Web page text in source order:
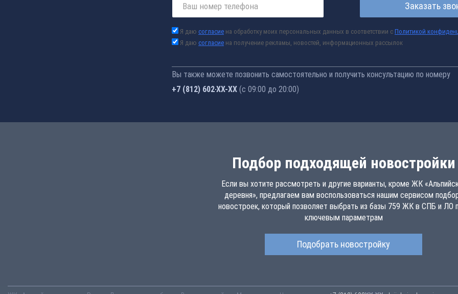
Заказать
Я даю согласие на обработку моих персональных данных в соответствии с Политикой
Я даю согласие на получение рекламы, новостей, информационных рассылок
Вы также можете позвонить самостоятельно и получить консультацию по номеру
+7 (812) 602-44-77 (с 09:00 до 20:00)
Подбор подходящей новостройки
Если вы хотите рассмотреть и другие варианты, кроме ЖК
деревня», предлагаем вам воспользоваться нашим сервисом
новостроек, который позволяет выбрать из базы 759 ЖК в СПБ и ЛО
ключевым параметрам
Подобрать новостройку